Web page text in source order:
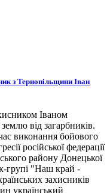
з Тернопільщини Іван
Іваном
від загарбників.
виконання бойового
російської федерації
району Донецької
групі "Наш край -
захисників
український